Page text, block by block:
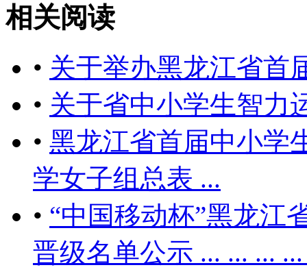
相关阅读
• 关于举办黑龙江省首
• 关于省中小学生智力
• 黑龙江省首届中小学
学女子组总表 ...
• “中国移动杯”黑龙江
晋级名单公示 ... ... ...